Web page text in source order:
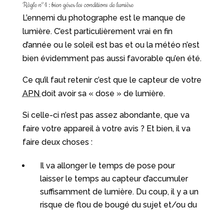
Règle n°1 : bien gérer les conditions de lumière
L’ennemi du photographe est le manque de
lumière. C’est particulièrement vrai en fin
d’année ou le soleil est bas et ou la météo n’est
bien évidemment pas aussi favorable qu’en été.
Ce qu’il faut retenir c’est que le capteur de votre
APN doit avoir sa « dose » de lumière.
Si celle-ci n’est pas assez abondante, que va
faire votre appareil à votre avis ? Et bien, il va
faire deux choses :
Il va allonger le temps de pose pour
laisser le temps au capteur d’accumuler
suffisamment de lumière. Du coup, il y a un
risque de flou de bougé du sujet et/ou du